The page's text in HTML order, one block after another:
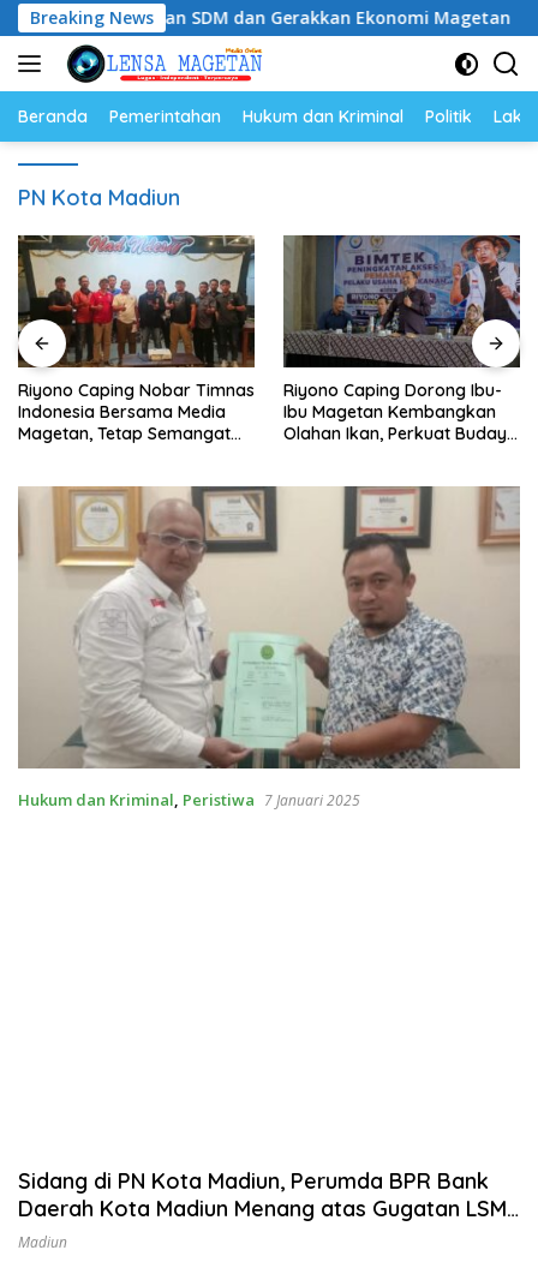
Langsung
ke
konten
Breaking News
Tingkatkan SDM dan Gerakkan Ekonomi Magetan
Beranda Pemerintahan Hukum dan Kriminal Politik
PN Kota Madiun
Riyono Caping Nobar Timnas
Indonesia Bersama Media
Magetan, Tetap Semangat
Riyono Caping Dorong Ibu-
Ibu Magetan Kembangkan
Olahan Ikan, Perkuat Budaya
Hukum dan Kriminal, Peristiwa 7 Januari 2025
Sidang di PN Kota Madiun, Perumda BPR Bank
Daerah Kota Madiun Menang atas Gugatan LSM
Pukat
Madiun